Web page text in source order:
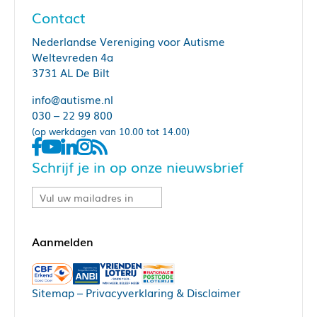
Contact
Nederlandse Vereniging voor Autisme
Weltevreden 4a
3731 AL De Bilt
info@autisme.nl
030 – 22 99 800
(op werkdagen van 10.00 tot 14.00)
Schrijf je in op onze nieuwsbrief
Sitemap– Privacyverklaring & Disclaimer